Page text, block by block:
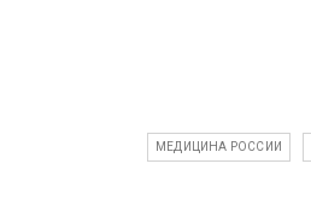
МЕДИЦИНА РОССИИ